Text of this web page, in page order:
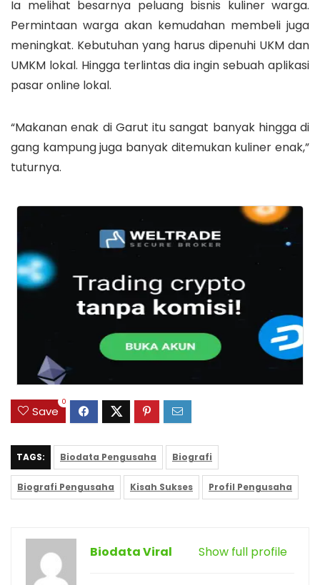
Ia melihat besarnya peluang bisnis kuliner warga.
Permintaan warga akan kemudahan membeli juga
meningkat. Kebutuhan yang harus dipenuhi UKM dan
UMKM lokal. Hingga terlintas dia ingin sebuah aplikasi
pasar online lokal.
“Makanan enak di Garut itu sangat banyak hingga di
gang kampung juga banyak ditemukan kuliner enak,”
tuturnya.
Save
0
TAGS: Biodata Pengusaha Biografi
Biografi Pengusaha Kisah Sukses Profil Pengusaha
Show full profile
Biodata Viral